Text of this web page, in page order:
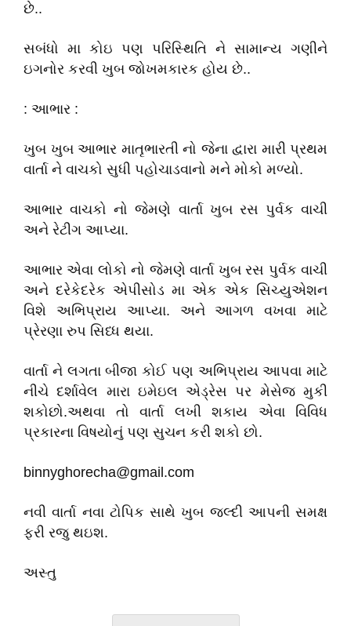
છે..
સબંધો મા કોઇ પણ પરિસ્થિતિ ને સામાન્ય ગણીને
ઇગનોર કરવી ખુબ જોખમકારક હોય છે..
: આભાર :
ખુબ ખુબ આભાર માતૃભારતી નો જેના દ્વારા મારી પ્રથમ
વાર્તા ને વાચકો સુધી પહોચાડવાનો મને મોકો મળ્યો.
આભાર વાચકો નો જેમણે વાર્તા ખુબ રસ પુર્વક વાચી
અને રેટીગ આપ્યા.
આભાર એવા લોકો નો જેમણે વાર્તા ખુબ રસ પુર્વક વાચી
અને દરેકેદરેક એપીસોડ મા એક એક સિચ્યુએશન
વિશે અભિપ્રાય આપ્યા. અને આગળ વખવા માટે
પ્રેરણા રુપ સિધ્ધ થયા.
વાર્તા ને લગતા બીજા કોઈ પણ અભિપ્રાય આપવા માટે
નીચે દર્શાવેલ મારા ઇમેઇલ એડ્રેસ પર મેસેજ મુકી
શકોછો.અથવા તો વાર્તા લખી શકાય એવા વિવિધ
પ્રકારના વિષયોનું પણ સુચન કરી શકો છો.
binnyghorecha@gmail.com
નવી વાર્તા નવા ટોપિક સાથે ખુબ જલ્દી આપની સમક્ષ
ફરી રજુ થઇશ.
અસ્તુ